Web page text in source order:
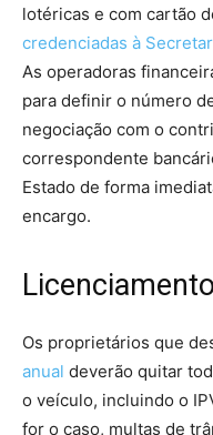
lotéricas e com cartão
credenciadas à
As operadoras
para definir o número
negociação com o
correspondente
Estado de forma
encargo.
Licenciamento
Os proprietários que
anual deverão quitar
o veículo, incluindo o
for o caso, multas de